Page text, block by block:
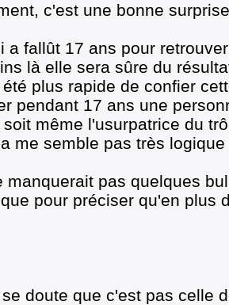
c'est une bonne
a fallût 17 ans pour
là elle sera sûre du
plus rapide de confier
pendant 17 ans une
même l'usurpatrice du
me semble pas très logique
manquerait pas quelques
pour préciser qu'en plus
doute que c'est pas celle